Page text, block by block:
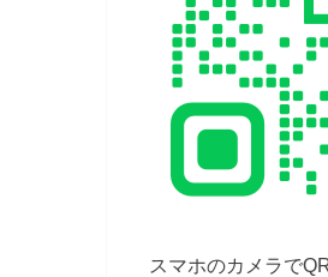
スマホのカメラで